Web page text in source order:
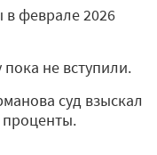
феврале 2026
не вступили.
суд взыскал